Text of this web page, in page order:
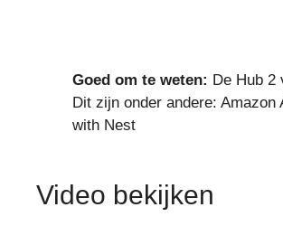
Goed om te weten: De Hub 2
Dit zijn onder andere:
with Nest
Video bekijken